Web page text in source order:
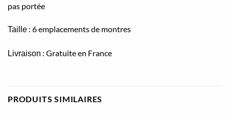
pas portée
Taille : 6 emplacements de montres
Livraison : Gratuite en France
PRODUITS SIMILAIRES